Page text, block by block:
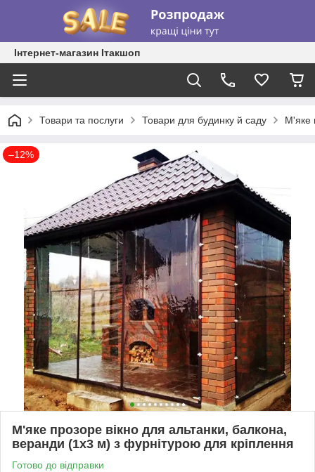
Інтернет-магазин Ітакшоп
Товари та послуги Товари для будинку й саду М'яке
–12%
М'яке прозоре вікно для альтанки, балкона,
веранди (1х3 м) з фурнітурою для кріплення
Готово до відправки